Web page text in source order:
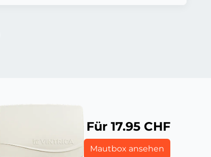
Für 17.95 CHF
Mautbox ansehen